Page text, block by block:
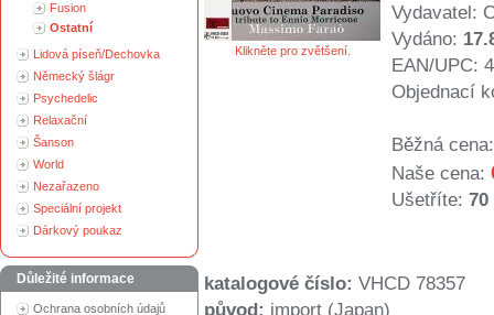
Fusion
Ostatní
Lidová píseň/Dechovka
Německý šlágr
Psychedelic
Relaxační
Šanson
World
Nezařazeno
Speciální projekt
Dárkový poukaz
Důležité informace
Ochrana osobních údajů
Klikněte pro zvětšení.
Vydavatel:
Vydáno:
EAN/UPC:
Objednací
Běžná cena:
Naše cena:
Ušetříte: 70
katalogové číslo: VHCD 78357
původ: import (Japan)